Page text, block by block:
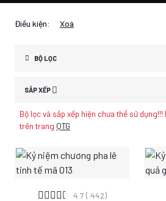
Điều kiện: Xoá
BỘ LỌC
SẮP XẾP
Bộ lọc và sắp xếp hiện chưa thể sử
trên trang QTG
XEM CHI TIẾT
4.7 ( 442)